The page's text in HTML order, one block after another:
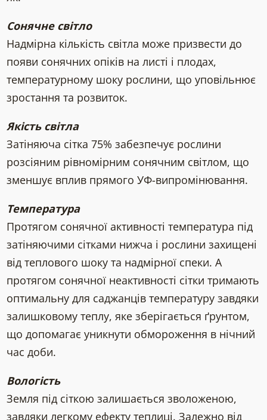
Сонячне світло
Надмірна кількість світла може призвести до
появи сонячних опіків на листі і плодах,
температурному шоку рослини, що уповільнює
зростання та розвиток.
Якість світла
Затіняюча сітка 75% забезпечує рослини
розсіяним рівномірним сонячним світлом, що
зменшує вплив прямого УФ-випромінювання.
Температура
Протягом сонячної активності температура під
затіняючими сітками нижча і рослини захищені
від теплового шоку та надмірної спеки. А
протягом сонячної неактивності сітки тримають
оптимальну для саджанців температуру завдяки
залишковому теплу, яке зберігається ґрунтом,
що допомагає уникнути обмороження в нічний
час доби.
Вологість
Земля під сіткою залишається зволоженою,
завдяки легкому ефекту теплиці. Залежно від